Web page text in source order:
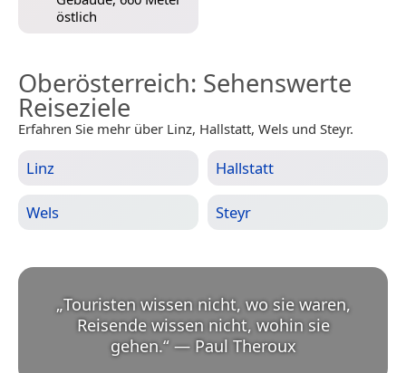
östlich
Oberösterreich: Sehenswerte
Reiseziele
Erfahren Sie mehr über Linz, Hallstatt, Wels und Steyr.
Linz Hallstatt
Wels Steyr
„Touristen wissen nicht, wo sie waren,
Reisende wissen nicht, wohin sie
gehen.“ — Paul Theroux